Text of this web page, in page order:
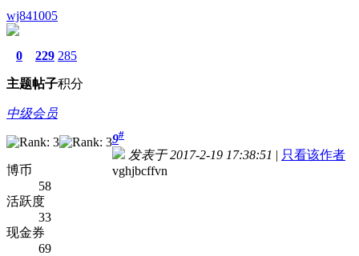
wj841005
0
主题
229
帖子
285
积分
中级会员
博币
58
活跃度
33
现金券
69
9#
发表于 2017-2-19 17:38:51 | 只看该作者
vghjbcffvn